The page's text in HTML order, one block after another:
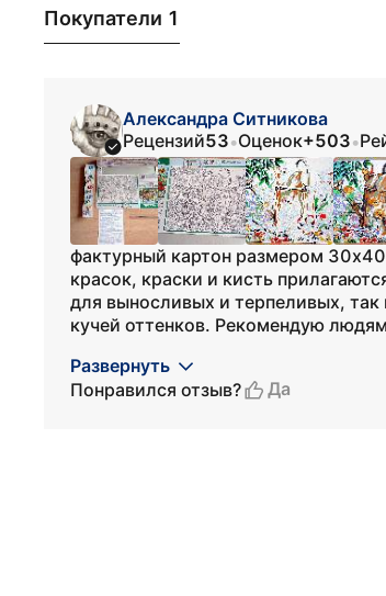
Покупатели 1
Александра Ситникова
Рецензий53•Оценок+503•
фактурный картон размером
красок, краски и кисть
для выносливых и терпеливых, так
кучей оттенков. Рекомендую
Развернуть
Понравился отзыв?
Да